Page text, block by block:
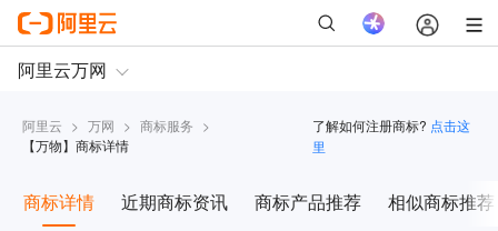
阿里云 > 万网 > 商标服务 >
【万物】商标详情
了解如何注册商标? 点击这
里
商标详情 近期商标资讯 商标产品推荐 相似商标推荐